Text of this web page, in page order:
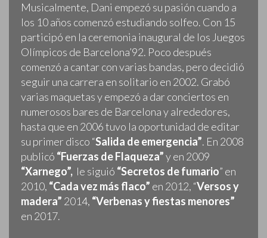
Musicalmente, Dani empezó su pasión cuando a
los 10 años comenzó estudiando solfeo. Con 15
participó en la ceremonia inaugural de los Juegos
Olímpicos de Barcelona’92. Poco después
comenzó a cantar con varias bandas, pero decidió
seguir una carrera en solitario en 2002. Grabó
varias maquetas y empezó a dar conciertos en
numerosos bares de Barcelona y alrededores,
hasta que en 2006 tuvo la oportunidad de editar
su primer disco “Salida de emergencia”. En 2008
publicó “Fuerzas de Flaqueza”y en 2009
“Xarnego”, le siguió “Secretos de fumario” en
2010, “Cada vez más flaco” en 2012, “Versos y
madera” 2014, “Verbenas y fiestas menores”
en 2017.